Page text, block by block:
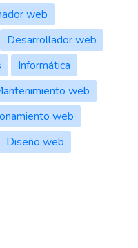
web
Desarrollador web
Informática
web
web
Diseño web